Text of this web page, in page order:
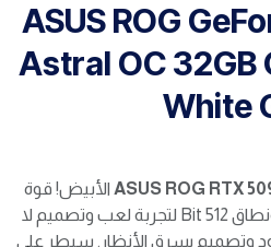
ASUS ROG
Astral OC 32GB
White
ASUS ROG RTX الأبيض! قوة
خيالية بذاكرة 32GB GDDR7 ونطاق 512 Bit لتجربة لعب وتصميم لا
وتصميم يسرق الأنظار. سيطر على